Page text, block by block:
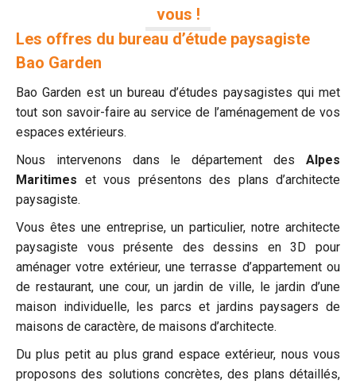
vous !
Les offres du bureau d’étude paysagiste
Bao Garden
Bao Garden est un bureau d’études paysagistes qui met
tout son savoir-faire au service de l’aménagement de vos
espaces extérieurs.
Nous intervenons dans le département des Alpes
Maritimes et vous présentons des plans d’architecte
paysagiste.
Vous êtes une entreprise, un particulier, notre architecte
paysagiste vous présente des dessins en 3D pour
aménager votre extérieur, une terrasse d’appartement ou
de restaurant, une cour, un jardin de ville, le jardin d’une
maison individuelle, les parcs et jardins paysagers de
maisons de caractère, de maisons d’architecte.
Du plus petit au plus grand espace extérieur, nous vous
proposons des solutions concrètes, des plans détaillés,